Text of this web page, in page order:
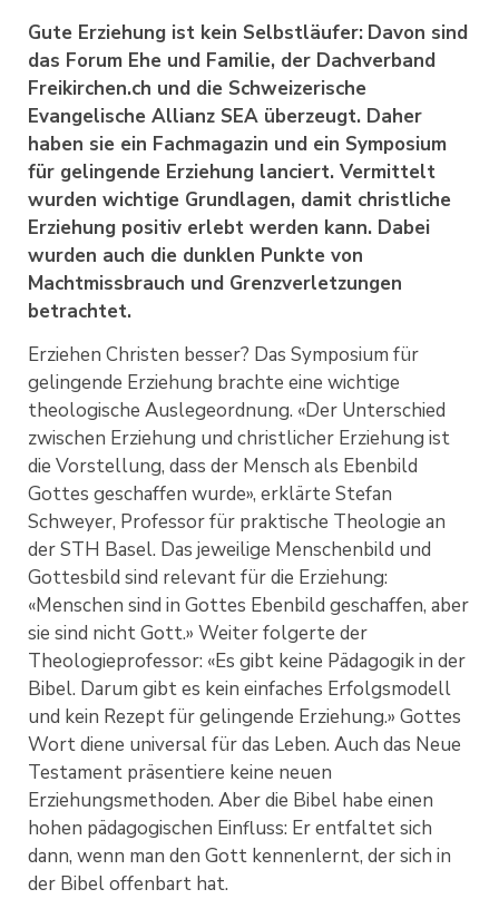
Gute Erziehung ist kein Selbstläufer: Davon sind
das Forum Ehe und Familie, der Dachverband
Freikirchen.ch und die Schweizerische
Evangelische Allianz SEA überzeugt. Daher
haben sie ein Fachmagazin und ein Symposium
für gelingende Erziehung lanciert. Vermittelt
wurden wichtige Grundlagen, damit christliche
Erziehung positiv erlebt werden kann. Dabei
wurden auch die dunklen Punkte von
Machtmissbrauch und Grenzverletzungen
betrachtet.
Erziehen Christen besser? Das Symposium für
gelingende Erziehung brachte eine wichtige
theologische Auslegeordnung. «Der Unterschied
zwischen Erziehung und christlicher Erziehung ist
die Vorstellung, dass der Mensch als Ebenbild
Gottes geschaffen wurde», erklärte Stefan
Schweyer, Professor für praktische Theologie an
der STH Basel. Das jeweilige Menschenbild und
Gottesbild sind relevant für die Erziehung:
«Menschen sind in Gottes Ebenbild geschaffen, aber
sie sind nicht Gott.» Weiter folgerte der
Theologieprofessor: «Es gibt keine Pädagogik in der
Bibel. Darum gibt es kein einfaches Erfolgsmodell
und kein Rezept für gelingende Erziehung.» Gottes
Wort diene universal für das Leben. Auch das Neue
Testament präsentiere keine neuen
Erziehungsmethoden. Aber die Bibel habe einen
hohen pädagogischen Einfluss: Er entfaltet sich
dann, wenn man den Gott kennenlernt, der sich in
der Bibel offenbart hat.